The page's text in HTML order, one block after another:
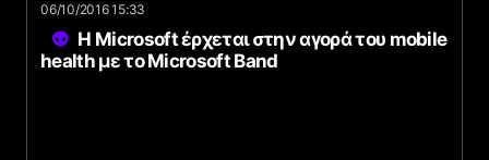
06/10/2016 15:33
Η Microsoft έρχεται στην αγορά του mobile
health με το Microsoft Band